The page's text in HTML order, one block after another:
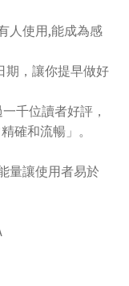
人使用,能成為感
，讓你提早做好
千位讀者好評，
確和流暢」。
量讓使用者易於